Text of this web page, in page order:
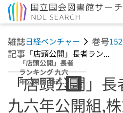
雑誌日経ベンチャー 巻号
記事 「店頭公開」長者ラン...
「店頭公開」長者
ランキング 九六
年公開組,株式資
産一〇〇億円以上
は十二人
「店頭公開」
九六年公開組,